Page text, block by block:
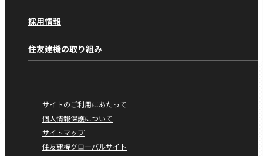
金属リサイクル機械
解体処理機
道路機械
工事分野から探す
金属リサイクル
解体工事
管工事
舗装工事
部品供給体制
デジタル活用のご案内
SCSPort＠l
G@Nav
メンテナンス
再生事業
千葉教習センター
愛知教習センター
大阪教習センター
企業情報
パーパス／ミッション
経営理念
トップメッセージ
国内・海外拠点
ニュースリリース
採用情報
採用情報トップページ
住友建機株式会社
住友建機の取り組み
カーボンニュートラルに向けた取り組み
社会への取り組み
社会からの評価
サイトのご利用にあたって
個人情報保護について
サイトマップ
住友建機グローバルサイト